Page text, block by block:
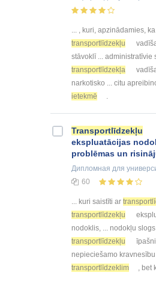
... , kuri, apzinādamies, ka
transportlīdzekļu
stāvoklī ... administratīvie
transportlīdzekļa
narkotisko ... citu
ietekmē
.
Transportlīdzekļu
ekspluatācijas
problēmas un
Дипломная для
60
... kuri saistīti ar
transportlīdzekļu
nodoklis, ... nodokļu slogs
transportlīdzekļu
nepieciešamo kravnesību
transportlīdzeklim
, bet